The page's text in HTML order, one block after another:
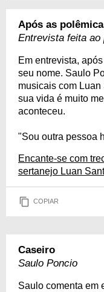
Após as
Entrevista feita ao
Em entrevista,
seu nome. Saulo
musicais com
sua vida é muito
aconteceu.
"Sou outra pessoa
Encante-se com
sertanejo Luan
COPIAR
Caseiro
Saulo Poncio
Saulo comenta em